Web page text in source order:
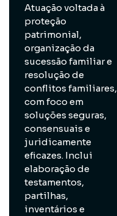
Atuação voltada à
proteção
patrimonial,
organização da
sucessão familiar e
resolução de
conflitos familiares,
com foco em
soluções seguras,
consensuais e
juridicamente
eficazes. Inclui
elaboração de
testamentos,
partilhas,
inventários e